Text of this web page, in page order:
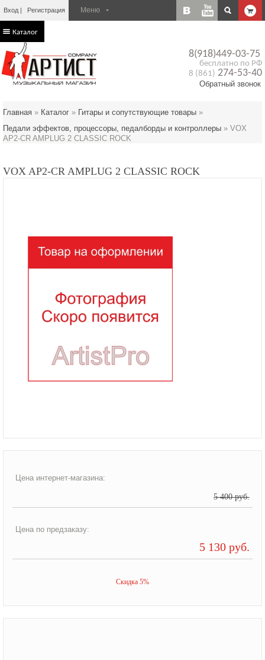
Вход Регистрация
8(918)449-03-75
бесплатно по РФ
8 (861) 274-53-40
Обратный звонок
Каталог
Главная » Каталог » Гитары и сопутствующие товары »
Педали эффектов, процессоры, педалборды и контроллеры » VOX
AP2-CR AMPLUG 2 CLASSIC ROCK
VOX AP2-CR AMPLUG 2 CLASSIC ROCK
Цена интернет-магазина:
5 400 руб.
Цена по предзаказу:
5 130 руб.
Скидка 5%